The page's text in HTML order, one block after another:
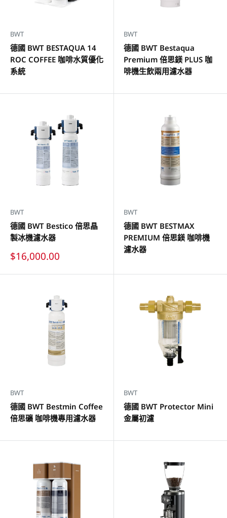
BWT
德國 BWT BESTAQUA 14
ROC COFFEE 咖啡水質優化
系統
BWT
德國 BWT Bestaqua
Premium 倍思鎂 PLUS 咖
啡機生飲兩用濾水器
BWT
德國 BWT Bestico 倍思晶
製冰機濾水器
特
價
$16,000.00
BWT
德國 BWT BESTMAX
PREMIUM 倍思鎂 咖啡機
濾水器
BWT
德國 BWT Bestmin Coffee
倍思礦 咖啡機專用濾水器
BWT
德國 BWT Protector Mini
金屬初濾